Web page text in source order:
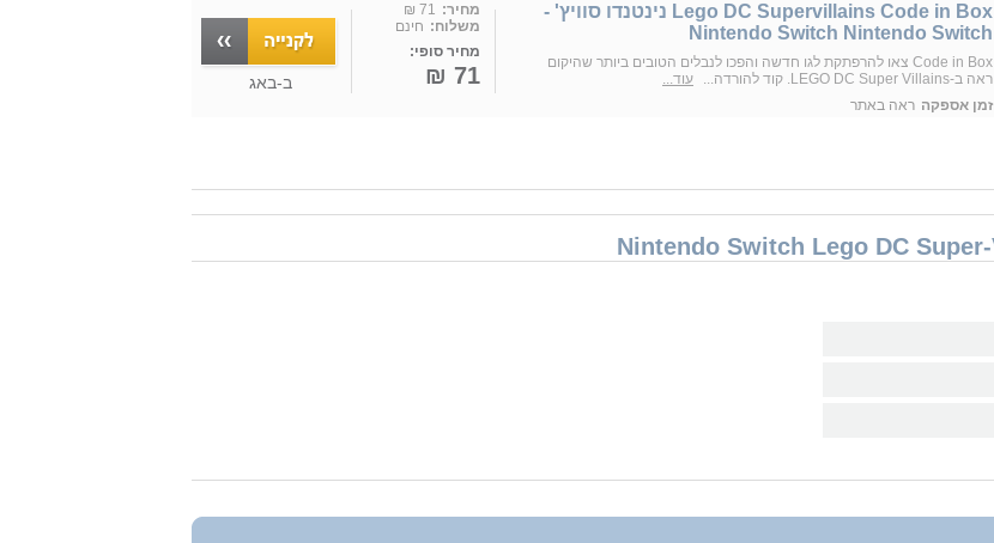
Lego DC Supervillains Code in Box נינטנדו סוויץ' -
Nintendo Switch Nintendo Switch
Code in Box צאו להרפתקת לגו חדשה והפכו לנבלים הטובים ביותר שהיקום
ראה ב-LEGO DC Super Villains. קוד להורדה...
עוד...
זמן אספקה ראה באתר
מחיר: 71 ₪
משלוח: חינם
מחיר סופי:
71 ₪ ב-באג